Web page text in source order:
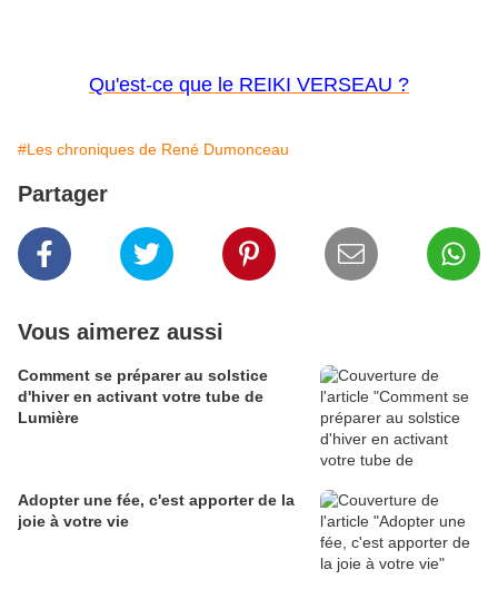
Qu'est-ce que le REIKI VERSEAU ?
#Les chroniques de René Dumonceau
Partager
Vous aimerez aussi
Comment se préparer au solstice
d'hiver en activant votre tube de
Lumière
Adopter une fée, c'est apporter de la
joie à votre vie